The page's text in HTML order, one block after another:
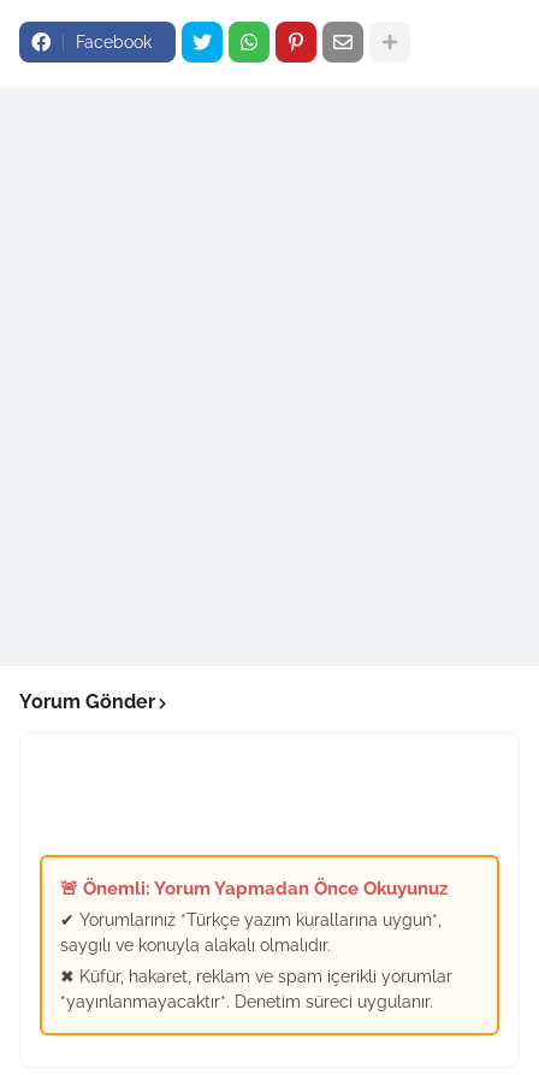
Facebook
Yorum Gönder
🚨 Önemli: Yorum Yapmadan Önce Okuyunuz
✔ Yorumlarınız *Türkçe yazım kurallarına uygun*,
saygılı ve konuyla alakalı olmalıdır.
✖ Küfür, hakaret, reklam ve spam içerikli yorumlar
*yayınlanmayacaktır*. Denetim süreci uygulanır.